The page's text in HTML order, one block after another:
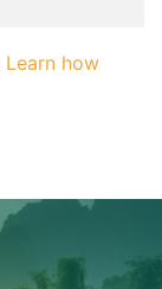
Learn how